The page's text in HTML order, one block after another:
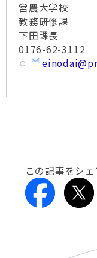
営農大学校
教務研修課
下田課長
0176-62-3112
この記事をシ